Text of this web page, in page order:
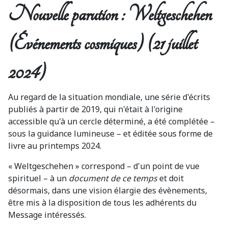
Nouvelle parution : Weltgeschehen
(Événements cosmiques) (21 juillet
2024)
Au regard de la situation mondiale, une série d'écrits
publiés à partir de 2019, qui n'était à l'origine
accessible qu'à un cercle déterminé, a été complétée –
sous la guidance lumineuse – et éditée sous forme de
livre au printemps 2024.
« Weltgeschehen » correspond – d'un point de vue
spirituel – à un document de ce tempset doit
désormais, dans une vision élargie des évènements,
être mis à la disposition de tous les adhérents du
Message intéressés.